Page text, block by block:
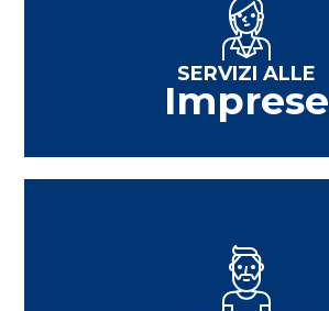
SERVIZI ALLE
Imprese